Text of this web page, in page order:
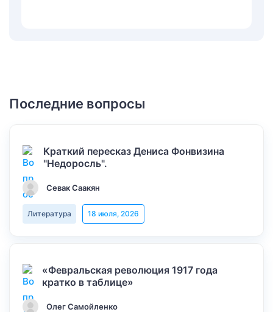
Последние вопросы
Краткий пересказ Дениса Фонвизина
"Недоросль".
Севак Саакян
Литература 18 июля, 2026
«Февральская революция 1917 года
кратко в таблице»
Олег Самойленко